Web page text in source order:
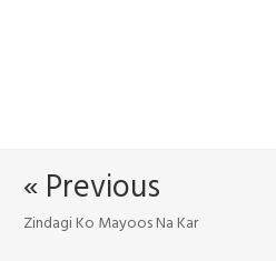
« Previous
Zindagi Ko Mayoos Na Kar